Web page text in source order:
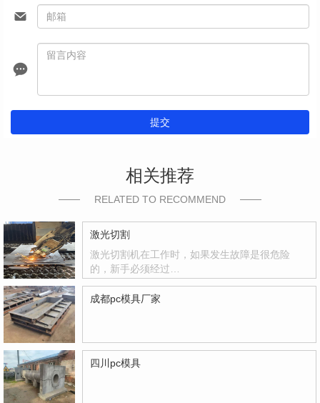
提交
相关推荐
RELATED TO RECOMMEND
激光切割
激光切割机在工作时，如果发生故障是很危险
的，新手必须经过…
成都pc模具厂家
四川pc模具